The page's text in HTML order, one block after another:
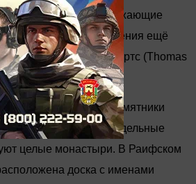
Идеи, опережающие
ждут своего во­площения ещё
семинара Томас Сивертс (Thomas
и иные культовые памятники
организациям. Отдельные
целые монастыри. В Раифском
доска с именами